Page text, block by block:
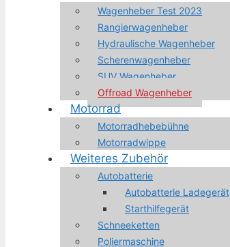
Wagenheber Test 2023
Rangierwagenheber
Hydraulische Wagenheber
Scherenwagenheber
SUV Wagenheber
Offroad Wagenheber
Motorrad
Motorradhebebühne
Motorradwippe
Weiteres Zubehör
Autobatterie
Autobatterie Ladegerät
Starthilfegerät
Schneeketten
Poliermaschine